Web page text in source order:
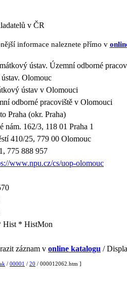
v ČR
informace naleznete přímo v
ústav. Územní odborné
Olomouc
ústav v Olomouci
odborné pracoviště v Olomouci
Praha (okr. Praha)
nám. 162/3, 118 01 Praha 1
410/25, 779 00 Olomouc
775 888 957
www.npu.cz/cs/uop-olomouc
Hist * HistMon
záznam v online katalogu /
/ 00001 / 20 / 000012062.htm ]